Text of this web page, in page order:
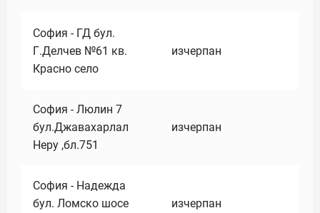
София - ГД бул.
Г.Делчев №61 кв.
Красно село
изчерпан
София - Люлин 7
бул.Джавахарлал
Неру ,бл.751
изчерпан
София - Надежда
бул. Ломско шосе
изчерпан